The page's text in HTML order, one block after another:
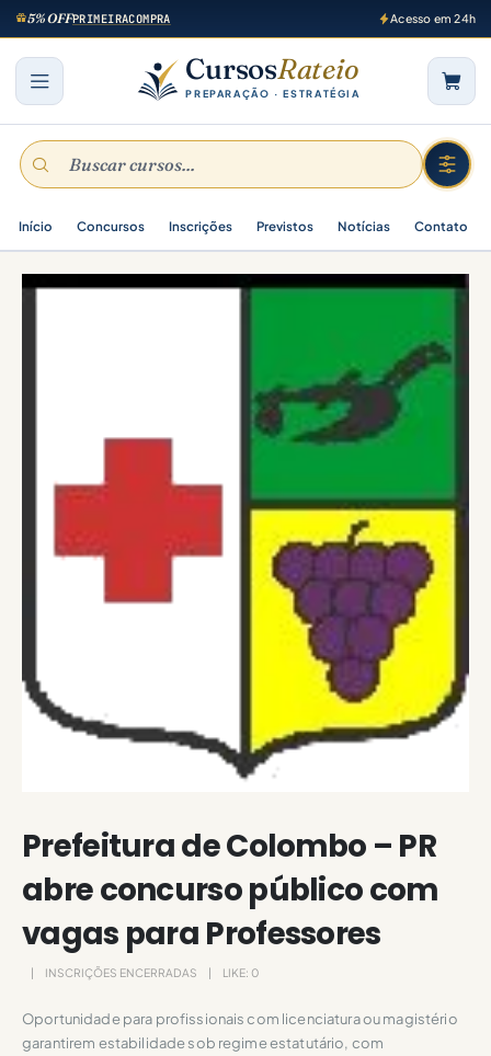
5% OFFPRIMEIRACOMPRA Acesso em 24h
CursosRateio
PREPARAÇÃO · ESTRATÉGIA
Início Concursos Inscrições Previstos Notícias Contato
Prefeitura de Colombo – PR
abre concurso público com
vagas para Professores
INSCRIÇÕES ENCERRADAS LIKE: 0
Oportunidade para profissionais com licenciatura ou magistério
garantirem estabilidade sob regime estatutário, com